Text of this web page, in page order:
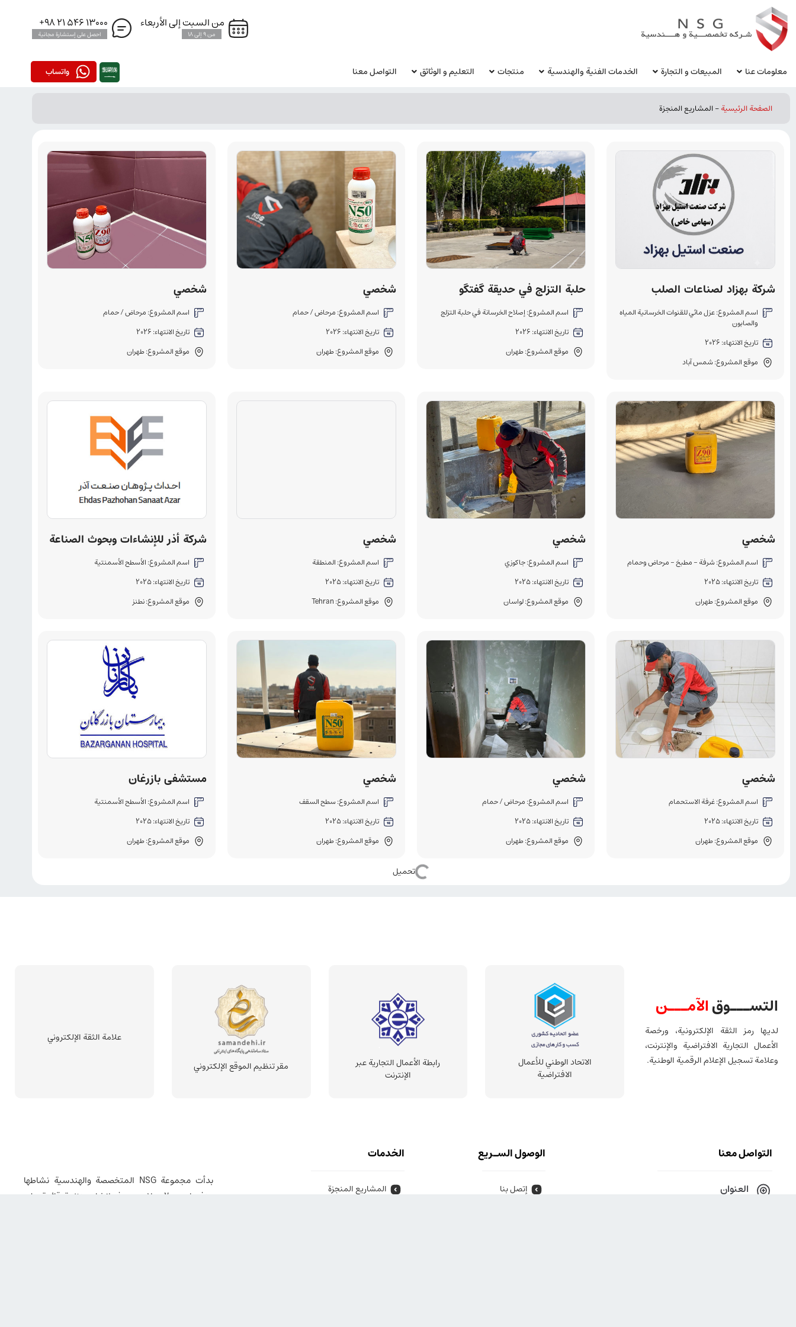
من السبت إلى الأربعاء
من 9 إلى 18
13000 546 21 98+
احصل على إستشارة مجانية
معلومات عنا المبيعات و التجارة الخدمات الفنية والهندسية منتجات التعليم و الوثائق التواصل معنا واتساب
الصفحة الرئيسية-المشاريع المنجزة
شركة بهزاد لصناعات الصلب
اسم المشروع: عزل مائي للقنوات الخرسانية المياه
والصابون
تاريخ الانتهاء: 2026
موقع المشروع: شمس آباد
حلبة التزلج في حديقة گفتگو
اسم المشروع: إصلاح الخرسانة في حلبة التزلج
تاريخ الانتهاء: 2026
موقع المشروع: طهران
شخصي
اسم المشروع: مرحاض / حمام
تاريخ الانتهاء: 2026
موقع المشروع: طهران
شخصي
اسم المشروع: مرحاض / حمام
تاريخ الانتهاء: 2026
موقع المشروع: طهران
شخصي
اسم المشروع: شرفة - مطبخ - مرحاض وحمام
تاريخ الانتهاء: 2025
موقع المشروع: طهران
شخصي
اسم المشروع: جاكوزي
تاريخ الانتهاء: 2025
موقع المشروع: لواسان
شخصي
اسم المشروع: المنطقة
تاريخ الانتهاء: 2025
موقع المشروع: Tehran
شركة أذر للإنشاءات وبحوث الصناعة
اسم المشروع: الأسطح الأسمنتية
تاريخ الانتهاء: 2025
موقع المشروع: نطنز
شخصي
اسم المشروع: غرفة الاستحمام
تاريخ الانتهاء: 2025
موقع المشروع: طهران
شخصي
اسم المشروع: مرحاض / حمام
تاريخ الانتهاء: 2025
موقع المشروع: طهران
شخصي
اسم المشروع: سطح السقف
تاريخ الانتهاء: 2025
موقع المشروع: طهران
مستشفى بازرغان
اسم المشروع: الأسطح الأسمنتية
تاريخ الانتهاء: 2025
موقع المشروع: طهران
تحميل
التســـوقالآمـــن
لديها رمز الثقة الإلكترونية، ورخصة
الأعمال التجارية الافتراضية والإنترنت،
وعلامة تسجيل الإعلام الرقمية الوطنية.
الاتحاد الوطني للأعمال
الافتراضية
رابطة الأعمال التجارية عبر
الإنترنت
مقر تنظيم الموقع الإلكتروني
علامة الثقة الإلكتروني
التواصل معنا
العنوان
الوصول السـريع
إتصل بنا
الخدمات
المشاريع المنجزة
بدأت مجموعة NSG المتخصصة والهندسية نشاطها
منذ عام 2000 میلادی بهدف إنشاء منظمة قائمة على